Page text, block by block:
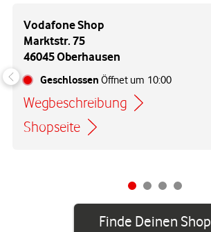
Vodafone Shop
Marktstr. 75
46045 Oberhausen
Geschlossen Öffnet um 10:00
Wegbeschreibung
Link öffnet in einem neuen Tab
Shopseite
Finde Deinen Shop